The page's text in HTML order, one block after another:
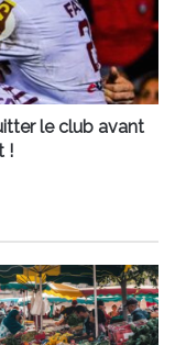
le club avant
!